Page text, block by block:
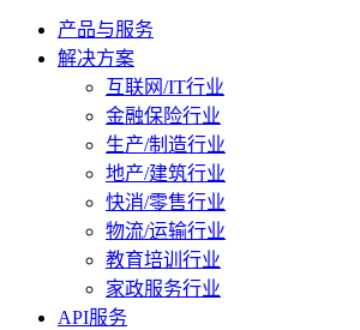
产品与服务
解决方案
互联网/IT行业
金融保险行业
生产/制造行业
地产/建筑行业
快消/零售行业
物流/运输行业
教育培训行业
家政服务行业
API服务